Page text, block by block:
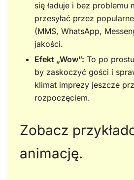
się ładuje i bez problemu
przesyłać przez
(MMS, WhatsApp,
jakości.
Efekt „Wow”: To po
by zaskoczyć gości i
klimat imprezy jeszcze
rozpoczęciem.
Zobacz
animację.